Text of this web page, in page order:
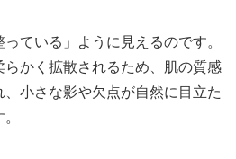
ている」ように見えるのです。
らかく拡散されるため、肌の質感
小さな影や欠点が自然に目立た